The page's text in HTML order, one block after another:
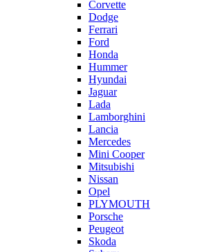
Corvette
Dodge
Ferrari
Ford
Honda
Hummer
Hyundai
Jaguar
Lada
Lamborghini
Lancia
Mercedes
Mini Cooper
Mitsubishi
Nissan
Opel
PLYMOUTH
Porsche
Peugeot
Skoda